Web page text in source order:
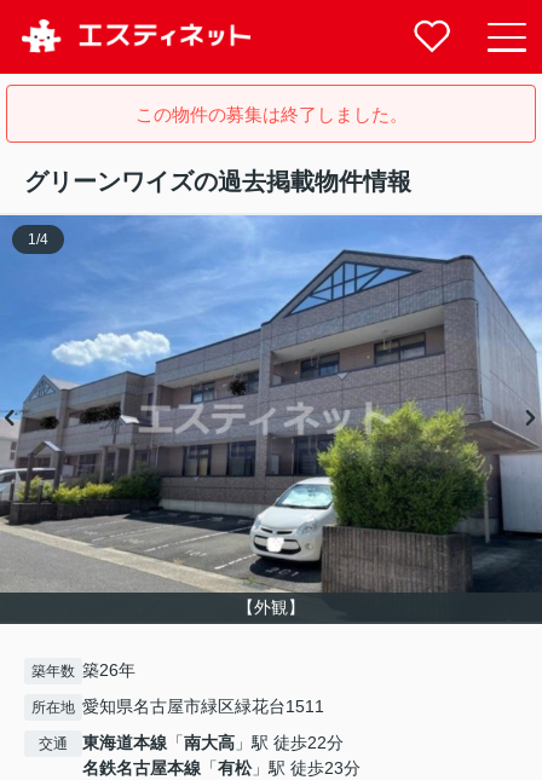
この物件の募集は終了しました。
グリーンワイズの過去掲載物件情報
【外観】
1 /4
築年数 築26年
所在地 愛知県名古屋市緑区緑花台1511
交通 東海道本線 「南大高 」駅 徒歩22分
名鉄名古屋本線 「有松」駅 徒歩23分